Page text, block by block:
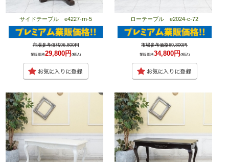
サイドテーブル e4227-rn-5
市場参考価格96,800円
業販価格29,800円(税込)
ローテーブル e2024-c-72
市場参考価格69,800円
業販価格34,800円 (税込)